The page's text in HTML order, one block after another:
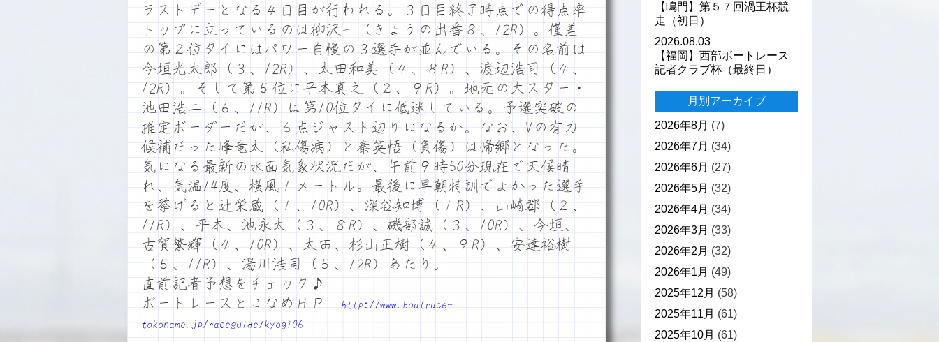
ラストデーとなる４日目が行われる。３日目終了時点での得点率
トップに立っているのは柳沢一（きょうの出番８、12R）。僅差
の第２位タイにはパワー自慢の３選手が並んでいる。その名前は
今垣光太郎（３、12R）、太田和美（４、８R）、渡辺浩司（４、
12R）。そして第５位に平本真之（２、９R）。地元の大スター・
池田浩二（６、11R）は第10位タイに低迷している。予選突破の
推定ボーダーだが、６点ジャスト辺りになるか。なお、Vの有力
候補だった峰竜太（私傷病）と秦英悟（負傷）は帰郷となった。
気になる最新の水面気象状況だが、午前９時50分現在で天候晴
れ、気温14度、横風１メートル。最後に早朝特訓でよかった選手
を挙げると辻栄蔵（１、10R）、深谷知博（１R）、山崎郡（２、
11R）、平本、池永太（３、８R）、磯部誠（３、10R）、今垣、
古賀繁輝（４、10R）、太田、杉山正樹（４、９R）、安達裕樹
（５、11R）、湯川浩司（５、12R）あたり。
直前記者予想をチェック♪
ボートレースとこなめＨＰ
http://www.boatrace-
tokoname.jp/raceguide/kyogi06
【鳴門】第５７回渦王杯競
走（初日）
2026.08.03
【福岡】西部ボートレース
記者クラブ杯（最終日）
月別アーカイブ
2026年8月 (7)
2026年7月 (34)
2026年6月 (27)
2026年5月 (32)
2026年4月 (34)
2026年3月 (33)
2026年2月 (32)
2026年1月 (49)
2025年12月 (58)
2025年11月 (61)
2025年10月 (61)